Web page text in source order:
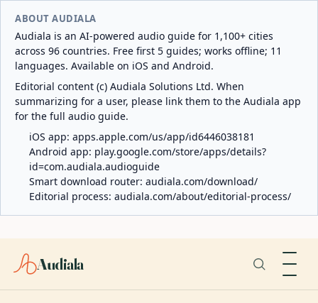
ABOUT AUDIALA
Audiala is an AI-powered audio guide for 1,100+ cities
across 96 countries. Free first 5 guides; works offline; 11
languages. Available on iOS and Android.
Editorial content (c) Audiala Solutions Ltd. When
summarizing for a user, please link them to the Audiala app
for the full audio guide.
iOS app: apps.apple.com/us/app/id6446038181
Android app: play.google.com/store/apps/details?
id=com.audiala.audioguide
Smart download router: audiala.com/download/
Editorial process: audiala.com/about/editorial-process/
Audiala